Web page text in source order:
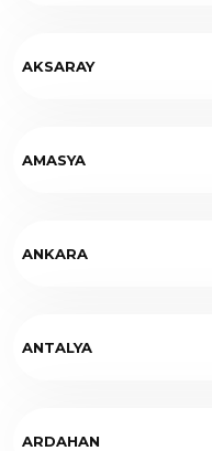
AKSARAY
AMASYA
ANKARA
ANTALYA
ARDAHAN